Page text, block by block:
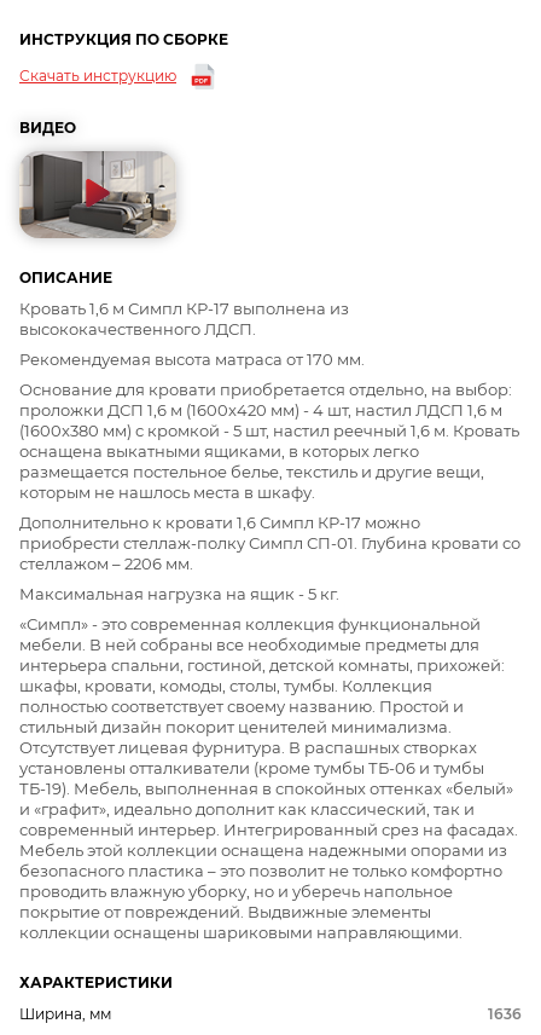
ИНСТРУКЦИЯ ПО СБОРКЕ
Скачать инструкцию
ВИДЕО
ОПИСАНИЕ
Кровать 1,6 м Симпл КР-17 выполнена из
высококачественного ЛДСП.
Рекомендуемая высота матраса от 170 мм.
Основание для кровати приобретается отдельно, на выбор:
проложки ДСП 1,6 м (1600x420 мм) - 4 шт, настил ЛДСП 1,6 м
(1600x380 мм) с кромкой - 5 шт, настил реечный 1,6 м. Кровать
оснащена выкатными ящиками, в которых легко
размещается постельное белье, текстиль и другие вещи,
которым не нашлось места в шкафу.
Дополнительно к кровати 1,6 Симпл КР-17 можно
приобрести стеллаж-полку Симпл СП-01. Глубина кровати со
стеллажом – 2206 мм.
Максимальная нагрузка на ящик - 5 кг.
«Симпл» - это современная коллекция функциональной
мебели. В ней собраны все необходимые предметы для
интерьера спальни, гостиной, детской комнаты, прихожей:
шкафы, кровати, комоды, столы, тумбы. Коллекция
полностью соответствует своему названию. Простой и
стильный дизайн покорит ценителей минимализма.
Отсутствует лицевая фурнитура. В распашных створках
установлены отталкиватели (кроме тумбы ТБ-06 и тумбы
ТБ-19). Мебель, выполненная в спокойных оттенках «белый»
и «графит», идеально дополнит как классический, так и
современный интерьер. Интегрированный срез на фасадах.
Мебель этой коллекции оснащена надежными опорами из
безопасного пластика – это позволит не только комфортно
проводить влажную уборку, но и уберечь напольное
покрытие от повреждений. Выдвижные элементы
коллекции оснащены шариковыми направляющими.
ХАРАКТЕРИСТИКИ
Ширина, мм
1636